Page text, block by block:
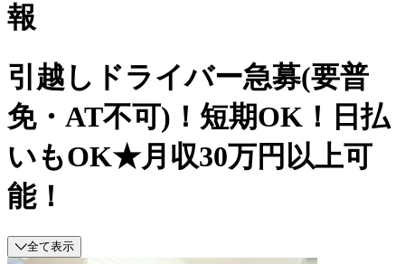
報
引越しドライバー急募(要普
免・AT不可)！短期OK！日払
いもOK★月収30万円以上可
能！
全て表示